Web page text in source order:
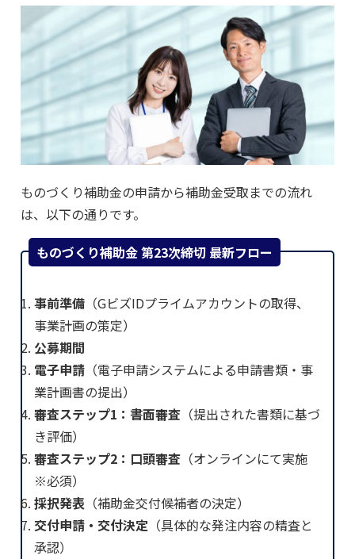
ものづくり補助金の申請から補助金受取までの流れ
は、以下の通りです。
ものづくり補助金 第23次締切 最新フロー
事前準備 （GビズIDプライムアカウントの取得、
事業計画の策定）
公募期間
電子申請 （電子申請システムによる申請書類・事
業計画書の提出）
審査ステップ1：書面審査 （提出された書類に基づ
き評価）
審査ステップ2：口頭審査 （オンラインにて実施
※必須）
採択発表 （補助金交付候補者の決定）
交付申請・交付決定 （具体的な発注内容の精査と
承認）